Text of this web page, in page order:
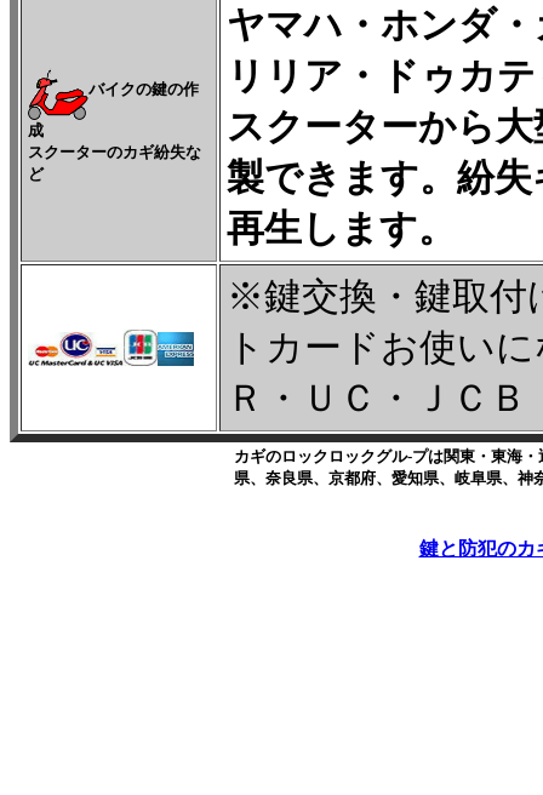
バイクの鍵の作
成
スクーターのカギ紛失な
ど
ヤマハ・ホンダ
リリア・ドゥカ
スクーターから
製できます。 紛失
再生します。
※鍵交換・鍵取付
トカードお使い
Ｒ・ＵＣ・ＪＣ
カギのロックロックグル-プは関東・東海
県、奈良県、京都府、愛知県、岐阜県、
鍵と防犯のカ